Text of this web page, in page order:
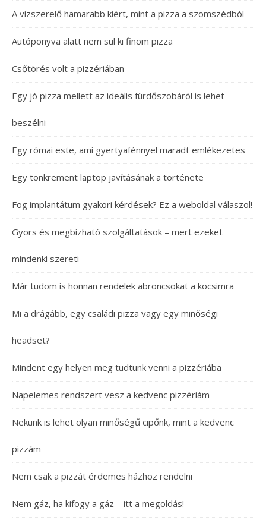
A vízszerelő hamarabb kiért, mint a pizza a szomszédból
Autóponyva alatt nem sül ki finom pizza
Csőtörés volt a pizzériában
Egy jó pizza mellett az ideális fürdőszobáról is lehet
beszélni
Egy római este, ami gyertyafénnyel maradt emlékezetes
Egy tönkrement laptop javításának a története
Fog implantátum gyakori kérdések? Ez a weboldal válaszol!
Gyors és megbízható szolgáltatások – mert ezeket
mindenki szereti
Már tudom is honnan rendelek abroncsokat a kocsimra
Mi a drágább, egy családi pizza vagy egy minőségi
headset?
Mindent egy helyen meg tudtunk venni a pizzériába
Napelemes rendszert vesz a kedvenc pizzériám
Nekünk is lehet olyan minőségű cipőnk, mint a kedvenc
pizzám
Nem csak a pizzát érdemes házhoz rendelni
Nem gáz, ha kifogy a gáz – itt a megoldás!